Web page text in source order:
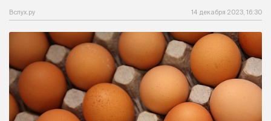
Вслух.ру 14 декабря 2023, 16:30